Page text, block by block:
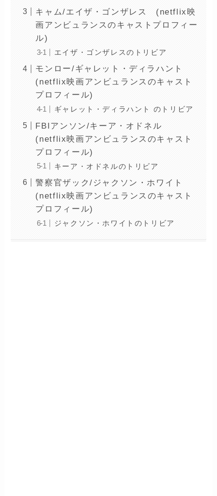
キャム/エイザ・ゴンザレス (netflix映
画アンビュランスのキャストプロフィー
ル)
エイザ・ゴンザレスのトリビア
モンロー/ギャレット・ディラハント
(netflix映画アンビュランスのキャスト
プロフィール)
ギャレット・ディラハント のトリビア
FBIアンソン/キーア・オドネル
(netflix映画アンビュランスのキャスト
プロフィール)
キーア・オドネルのトリビア
警察官ザック/ジャクソン・ホワイト
(netflix映画アンビュランスのキャスト
プロフィール)
ジャクソン・ホワイトのトリビア